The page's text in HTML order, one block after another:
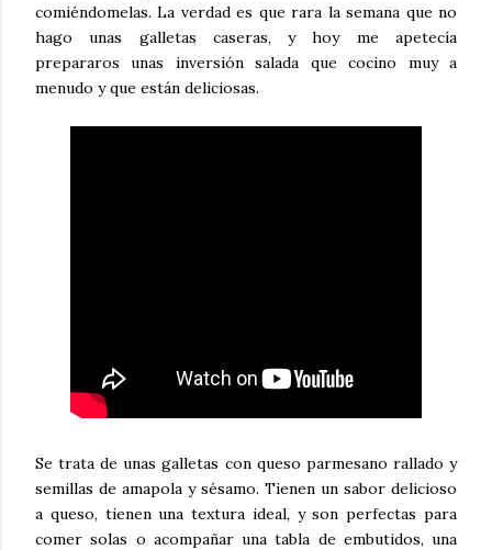
comiéndomelas. La verdad es que rara la semana que no
hago unas galletas caseras, y hoy me apetecía
prepararos unas inversión salada que cocino muy a
menudo y que están deliciosas.
Se trata de unas galletas con queso parmesano rallado y
semillas de amapola y sésamo. Tienen un sabor delicioso
a queso, tienen una textura ideal, y son perfectas para
comer solas o acompañar una tabla de embutidos, una